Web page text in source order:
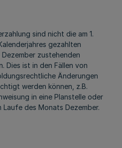
sind nicht die am 1.
gezahlten
zustehenden
Dies ist in den Fällen von
Änderungen
werden können, z.B.
in eine Planstelle oder
Laufe des Monats Dezember.